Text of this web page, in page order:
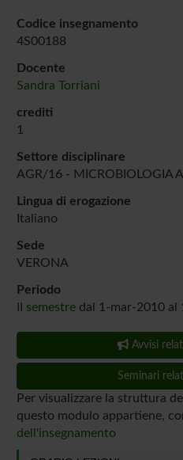
Codice insegnamento
4S00188
Docente
Sandra Torriani
crediti
1
Settore disciplinare
AGR/16 - MICROBIOLOGIA
Lingua di erogazione
Italiano
Sede
VERONA
Periodo
II semestredal 1-mar-2010 al
Avvisi
Seminari
Per visualizzare la struttura
questo modulo appartiene,
dell'insegnamento